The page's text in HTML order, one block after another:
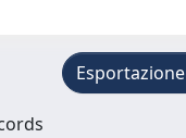
Esportazione